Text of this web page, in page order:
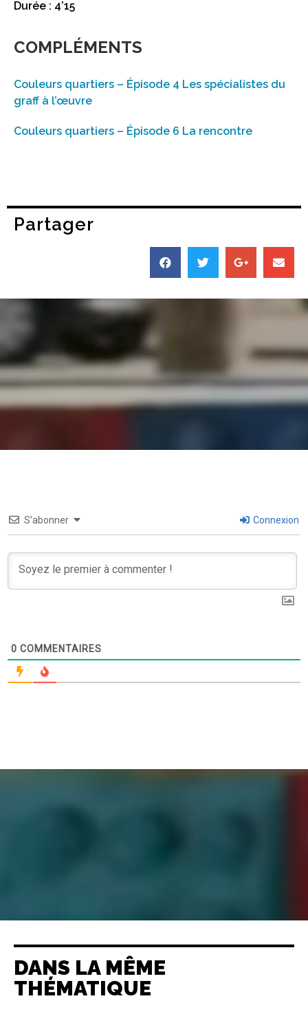
Durée : 4’15
COMPLÉMENTS
Couleurs quartiers – Épisode 4 Les spécialistes du
graff à l’œuvre
Couleurs quartiers – Épisode 6 La rencontre
Partager
S’abonner Connexion
0 COMMENTAIRES
DANS LA MÊME
THÉMATIQUE